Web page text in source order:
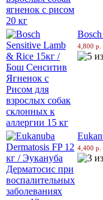
4,800 р.
4,400 р.